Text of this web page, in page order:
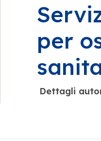
per
Dettagli